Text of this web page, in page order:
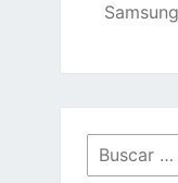
Samsung
Buscar
por: